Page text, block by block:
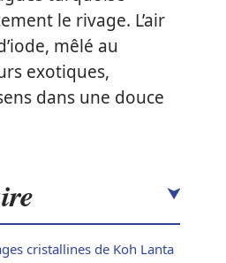
le rivage. L’air
mêlé au
exotiques,
dans une douce
cristallines de Koh Lanta